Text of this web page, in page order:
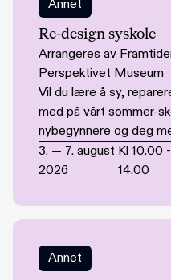
Annet
Re-design syskole
Arrangeres av
Perspektivet Museum
Vil du lære å sy,
med på vårt sommer-
nybegynnere og deg
3. — 7. august
2026
Kl10.00 -
14.00
Annet